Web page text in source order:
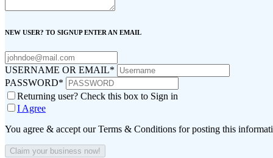
NEW USER? TO SIGNUP ENTER AN EMAIL
USERNAME OR EMAIL*
PASSWORD*
Returning user? Check this box to Sign in
I Agree
You agree & accept our Terms & Conditions for posting this